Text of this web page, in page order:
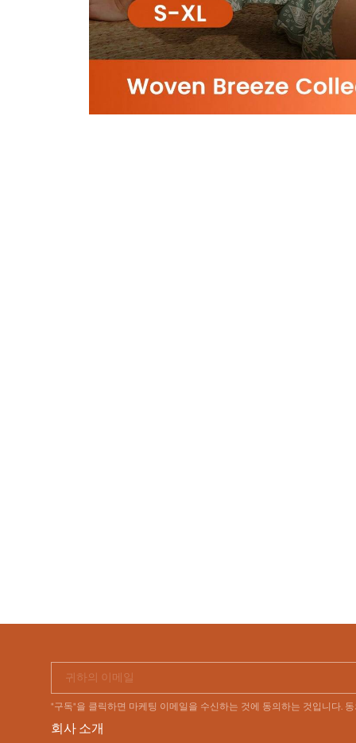
귀하의 이메일
"구독"을 클릭하면 마케팅 이메일을 수신하는 것에 동의하는 것입니다.
회사 소개